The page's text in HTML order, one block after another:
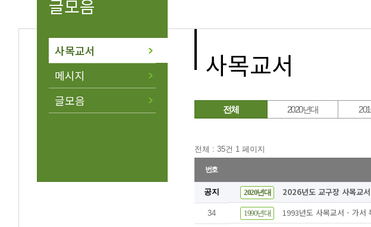
글모음
사목교서
메시지
글모음
사목교서
전체 2020년대
전체 : 35건 1 페이지
번호
공지 2020년대 2026년도 교구장 사목교
34 1990년대 1993년도 사목교서 - 가서